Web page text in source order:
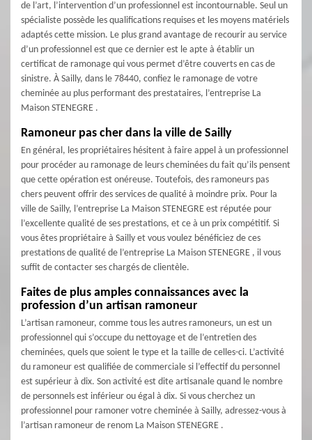
de l’art, l’intervention d’un professionnel est incontournable. Seul un
spécialiste possède les qualifications requises et les moyens matériels
adaptés cette mission. Le plus grand avantage de recourir au service
d’un professionnel est que ce dernier est le apte à établir un
certificat de ramonage qui vous permet d’être couverts en cas de
sinistre. À Sailly, dans le 78440, confiez le ramonage de votre
cheminée au plus performant des prestataires, l’entreprise La
Maison STENEGRE .
Ramoneur pas cher dans la ville de Sailly
En général, les propriétaires hésitent à faire appel à un professionnel
pour procéder au ramonage de leurs cheminées du fait qu’ils pensent
que cette opération est onéreuse. Toutefois, des ramoneurs pas
chers peuvent offrir des services de qualité à moindre prix. Pour la
ville de Sailly, l’entreprise La Maison STENEGRE est réputée pour
l’excellente qualité de ses prestations, et ce à un prix compétitif. Si
vous êtes propriétaire à Sailly et vous voulez bénéficiez de ces
prestations de qualité de l’entreprise La Maison STENEGRE , il vous
suffit de contacter ses chargés de clientèle.
Faites de plus amples connaissances avec la
profession d’un artisan ramoneur
L’artisan ramoneur, comme tous les autres ramoneurs, un est un
professionnel qui s’occupe du nettoyage et de l’entretien des
cheminées, quels que soient le type et la taille de celles-ci. L’activité
du ramoneur est qualifiée de commerciale si l’effectif du personnel
est supérieur à dix. Son activité est dite artisanale quand le nombre
de personnels est inférieur ou égal à dix. Si vous cherchez un
professionnel pour ramoner votre cheminée à Sailly, adressez-vous à
l’artisan ramoneur de renom La Maison STENEGRE .